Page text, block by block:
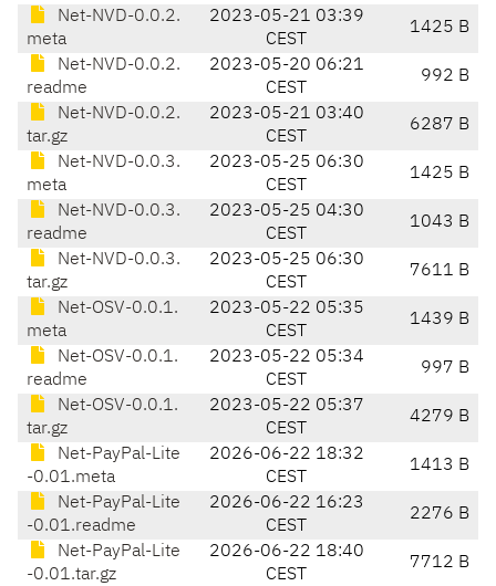
Net-NVD-0.0.2.
meta
2023-05-21 03:39
CEST
1425 B
Net-NVD-0.0.2.
readme
2023-05-20 06:21
CEST
992 B
Net-NVD-0.0.2.
tar.gz
2023-05-21 03:40
CEST
6287 B
Net-NVD-0.0.3.
meta
2023-05-25 06:30
CEST
1425 B
Net-NVD-0.0.3.
readme
2023-05-25 04:30
CEST
1043 B
Net-NVD-0.0.3.
tar.gz
2023-05-25 06:30
CEST
7611 B
Net-OSV-0.0.1.
meta
2023-05-22 05:35
CEST
1439 B
Net-OSV-0.0.1.
readme
2023-05-22 05:34
CEST
997 B
Net-OSV-0.0.1.
tar.gz
2023-05-22 05:37
CEST
4279 B
Net-PayPal-Lite
-0.01.meta
2026-06-22 18:32
CEST
1413 B
Net-PayPal-Lite
-0.01.readme
2026-06-22 16:23
CEST
2276 B
Net-PayPal-Lite
-0.01.tar.gz
2026-06-22 18:40
CEST
7712 B